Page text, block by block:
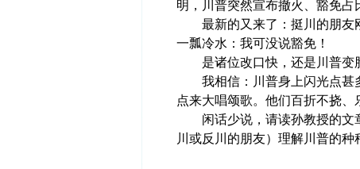
明，川普突然宣布撤火、豁免
最新的又来了：挺川的朋友
一瓢冷水：我可没说豁免！
是诸位改口快，还是川普变
我相信：川普身上闪光点甚
点来大唱颂歌。他们百折不挠、
闲话少说，请读孙教授的文
川或反川的朋友）理解川普的种